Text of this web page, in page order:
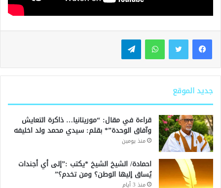
واتساب تيلقرام
جديد الموقع
قراءة في مقال: “موريتانيا… ذاكرة التعايش
وآفاق الوحدة”* بقلم: سيدي محمد ولد اخليفه
منذ يومين
احمادة/ الشيخ الشيخ *يكتب :”إلى أي أجندات
يُساق إليها الوطن؟ ومن تخدم؟”
منذ 3 أيام